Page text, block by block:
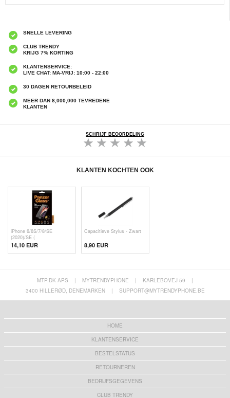
SNELLE LEVERING
CLUB TRENDY
KRIJG 7% KORTING
KLANTENSERVICE:
LIVE CHAT: MA-VRIJ: 10:00 - 22:00
30 DAGEN RETOURBELEID
MEER DAN 8,000,000 TEVREDENE
KLANTEN
SCHRIJF BEOORDELING
KLANTEN KOCHTEN OOK
iPhone 6/6S/7/8/SE
(2020)/SE (
14,10 EUR
Capacitieve Stylus - Zwart
8,90 EUR
MTP.DK APS | MYTRENDYPHONE | KARLEBOVEJ 59
|
3400 HILLERØD, DENEMARKEN
| SUPPORT@MYTRENDYPHONE.BE
HOME
KLANTENSERVICE
BESTELSTATUS
RETOURNEREN
BEDRIJFSGEGEVENS
CLUB TRENDY